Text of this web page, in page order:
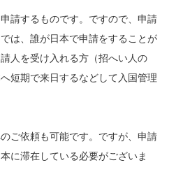
請するものです。ですので、申請
は、誰が日本で申請をすることが
人を受け入れる方（招へい人の
短期で来日するなどして入国管理
ご依頼も可能です。ですが、申請
に滞在している必要がございま